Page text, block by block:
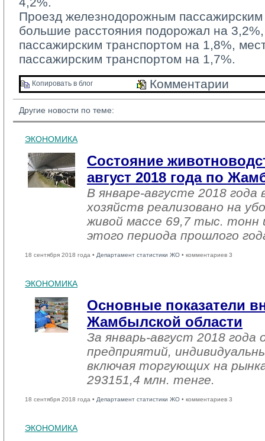
Проезд железнодорожным
большие расстояния подорожал на
пассажирским транспортом на 1,8%,
пассажирским транспортом на 1,7%.
Копировать в блог Комментарии
Другие новости по теме:
ЭКОНОМИКА
Состояние
август 2018 года по
В январе-августе 2018 года
хозяйств реализовано на
живой массе 69,7 тыс. тонн
этого периода прошлого
18 сентября 2018 года • Департамент статистики ЖО • комментариев 3
ЭКОНОМИКА
Основные показатели
Жамбылской области
За январь-август 2018
предприятий,
включая торгующих на
293151,4 млн. тенге.
18 сентября 2018 года • Департамент статистики ЖО • комментариев 3
ЭКОНОМИКА